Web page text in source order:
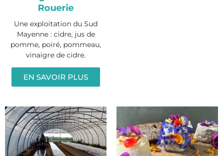
Rouerie
Une exploitation du Sud
Mayenne : cidre, jus de
pomme, poiré, pommeau,
vinaigre de cidre.
EN SAVOIR PLUS